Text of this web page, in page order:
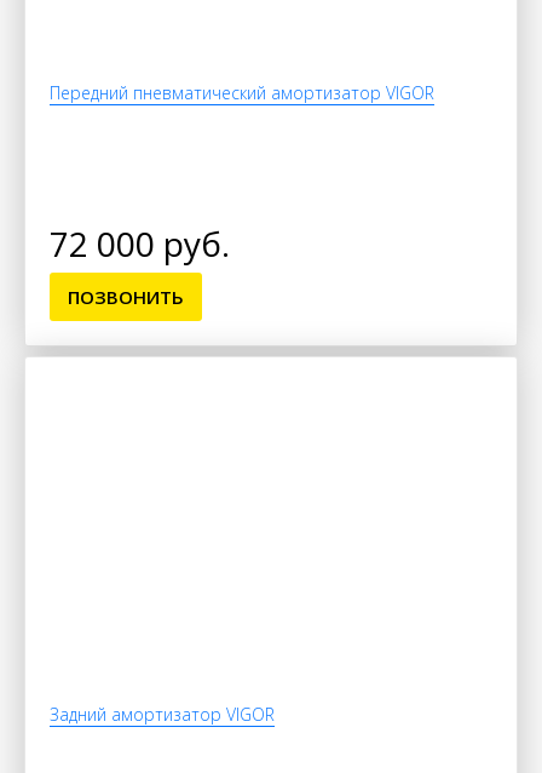
Передний пневматический амортизатор VIGOR
72 000 руб.
ПОЗВОНИТЬ
Задний амортизатор VIGOR